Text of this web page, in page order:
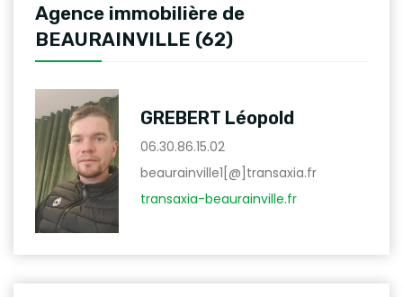
Agence immobilière de
BEAURAINVILLE (62)
GREBERT Léopold
06.30.86.15.02
beaurainville1[@]transaxia.fr
transaxia-beaurainville.fr